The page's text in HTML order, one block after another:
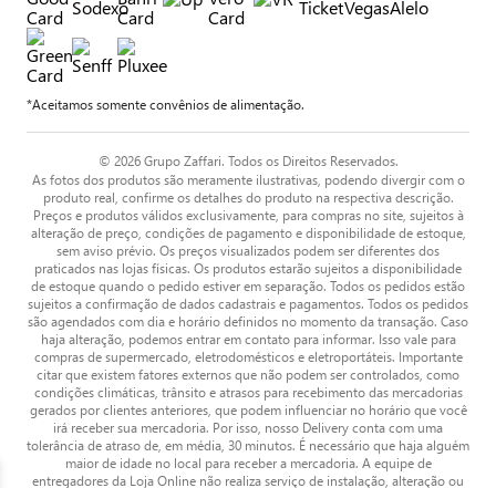
*Aceitamos somente convênios de alimentação.
© 2026 Grupo Zaffari. Todos os Direitos Reservados.
As fotos dos produtos são meramente ilustrativas, podendo divergir com o
produto real, confirme os detalhes do produto na respectiva descrição.
Preços e produtos válidos exclusivamente, para compras no site, sujeitos à
alteração de preço, condições de pagamento e disponibilidade de estoque,
sem aviso prévio. Os preços visualizados podem ser diferentes dos
praticados nas lojas físicas. Os produtos estarão sujeitos a disponibilidade
de estoque quando o pedido estiver em separação. Todos os pedidos estão
sujeitos a confirmação de dados cadastrais e pagamentos. Todos os pedidos
são agendados com dia e horário definidos no momento da transação. Caso
haja alteração, podemos entrar em contato para informar. Isso vale para
compras de supermercado, eletrodomésticos e eletroportáteis. Importante
citar que existem fatores externos que não podem ser controlados, como
condições climáticas, trânsito e atrasos para recebimento das mercadorias
gerados por clientes anteriores, que podem influenciar no horário que você
irá receber sua mercadoria. Por isso, nosso Delivery conta com uma
tolerância de atraso de, em média, 30 minutos. É necessário que haja alguém
maior de idade no local para receber a mercadoria. A equipe de
entregadores da Loja Online não realiza serviço de instalação, alteração ou